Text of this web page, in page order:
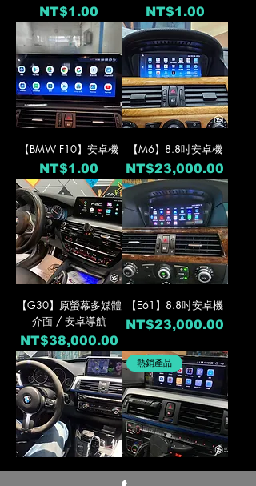
價格
NT$1.00 價格
NT$1.00
【BMW F10】安卓機
價格
NT$1.00
【M6】8.8吋安卓機
價格
NT$23,000.00
【G30】原螢幕多媒體
介面 / 安卓導航
價格
NT$38,000.00
【E61】8.8吋安卓機
價格
NT$23,000.00
熱銷產品
【3GT】10.25吋安卓